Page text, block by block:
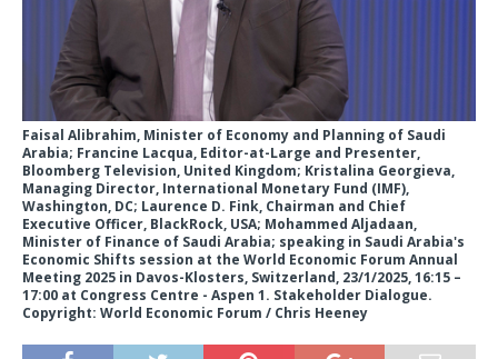
Faisal Alibrahim, Minister of Economy and Planning of Saudi
Arabia; Francine Lacqua, Editor-at-Large and Presenter,
Bloomberg Television, United Kingdom; Kristalina Georgieva,
Managing Director, International Monetary Fund (IMF),
Washington, DC; Laurence D. Fink, Chairman and Chief
Executive Officer, BlackRock, USA; Mohammed Aljadaan,
Minister of Finance of Saudi Arabia; speaking in Saudi Arabia's
Economic Shifts session at the World Economic Forum Annual
Meeting 2025 in Davos-Klosters, Switzerland, 23/1/2025, 16:15 –
17:00 at Congress Centre - Aspen 1. Stakeholder Dialogue.
Copyright: World Economic Forum / Chris Heeney